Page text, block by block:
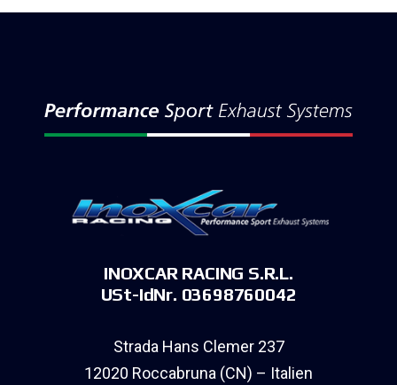
INOXCAR RACING S.R.L.
USt-IdNr. 03698760042
Strada Hans Clemer 237
12020 Roccabruna (CN) – Italien